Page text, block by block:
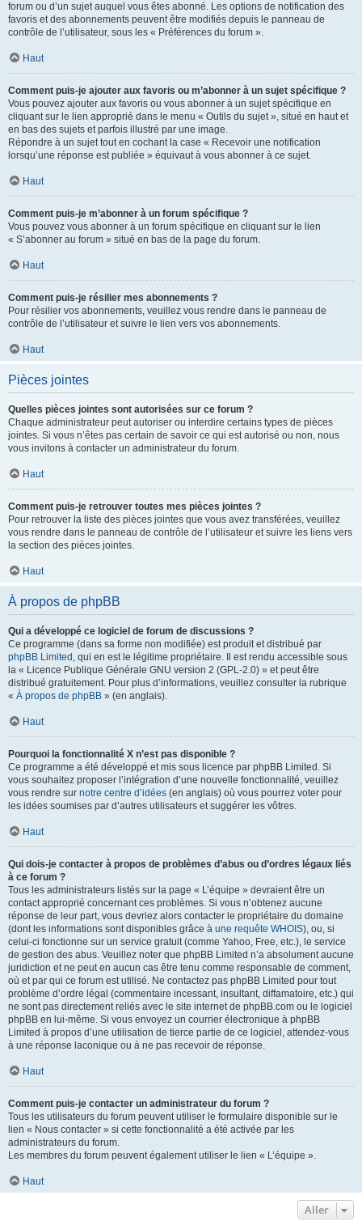
forum ou d’un sujet auquel vous êtes abonné. Les options de notification des
favoris et des abonnements peuvent être modifiés depuis le panneau de
contrôle de l’utilisateur, sous les « Préférences du forum ».
Haut
Comment puis-je ajouter aux favoris ou m’abonner à un sujet spécifique ?
Vous pouvez ajouter aux favoris ou vous abonner à un sujet spécifique en
cliquant sur le lien approprié dans le menu « Outils du sujet », situé en haut et
en bas des sujets et parfois illustré par une image.
Répondre à un sujet tout en cochant la case « Recevoir une notification
lorsqu’une réponse est publiée » équivaut à vous abonner à ce sujet.
Haut
Comment puis-je m’abonner à un forum spécifique ?
Vous pouvez vous abonner à un forum spécifique en cliquant sur le lien
« S’abonner au forum » situé en bas de la page du forum.
Haut
Comment puis-je résilier mes abonnements ?
Pour résilier vos abonnements, veuillez vous rendre dans le panneau de
contrôle de l’utilisateur et suivre le lien vers vos abonnements.
Haut
Pièces jointes
Quelles pièces jointes sont autorisées sur ce forum ?
Chaque administrateur peut autoriser ou interdire certains types de pièces
jointes. Si vous n’êtes pas certain de savoir ce qui est autorisé ou non, nous
vous invitons à contacter un administrateur du forum.
Haut
Comment puis-je retrouver toutes mes pièces jointes ?
Pour retrouver la liste des pièces jointes que vous avez transférées, veuillez
vous rendre dans le panneau de contrôle de l’utilisateur et suivre les liens vers
la section des pièces jointes.
Haut
À propos de phpBB
Qui a développé ce logiciel de forum de discussions ?
Ce programme (dans sa forme non modifiée) est produit et distribué par
phpBB Limited , qui en est le légitime propriétaire. Il est rendu accessible sous
la « Licence Publique Générale GNU version 2 (GPL-2.0) » et peut être
distribué gratuitement. Pour plus d’informations, veuillez consulter la rubrique
« À propos de phpBB » (en anglais).
Haut
Pourquoi la fonctionnalité X n’est pas disponible ?
Ce programme a été développé et mis sous licence par phpBB Limited. Si
vous souhaitez proposer l’intégration d’une nouvelle fonctionnalité, veuillez
vous rendre sur notre centre d’idées (en anglais) où vous pourrez voter pour
les idées soumises par d’autres utilisateurs et suggérer les vôtres.
Haut
Qui dois-je contacter à propos de problèmes d’abus ou d’ordres légaux liés
à ce forum ?
Tous les administrateurs listés sur la page « L’équipe » devraient être un
contact approprié concernant ces problèmes. Si vous n’obtenez aucune
réponse de leur part, vous devriez alors contacter le propriétaire du domaine
(dont les informations sont disponibles grâce à une requête WHOIS), ou, si
celui-ci fonctionne sur un service gratuit (comme Yahoo, Free, etc.), le service
de gestion des abus. Veuillez noter que phpBB Limited n’a absolument aucune
juridiction et ne peut en aucun cas être tenu comme responsable de comment,
où et par qui ce forum est utilisé. Ne contactez pas phpBB Limited pour tout
problème d’ordre légal (commentaire incessant, insultant, diffamatoire, etc.) qui
ne sont pas directement reliés avec le site internet de phpBB.com ou le logiciel
phpBB en lui-même. Si vous envoyez un courrier électronique à phpBB
Limited à propos d’une utilisation de tierce partie de ce logiciel, attendez-vous
à une réponse laconique ou à ne pas recevoir de réponse.
Haut
Comment puis-je contacter un administrateur du forum ?
Tous les utilisateurs du forum peuvent utiliser le formulaire disponible sur le
lien « Nous contacter » si cette fonctionnalité a été activée par les
administrateurs du forum.
Les membres du forum peuvent également utiliser le lien « L’équipe ».
Haut
Aller